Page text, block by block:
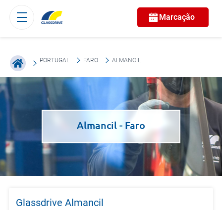
Marcação
PORTUGAL FARO ALMANCIL
Almancil - Faro
Glassdrive Almancil